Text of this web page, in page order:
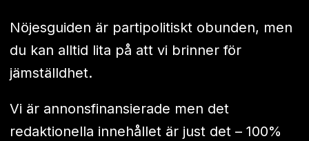
Nöjesguiden är partipolitiskt obunden, men
du kan alltid lita på att vi brinner för
jämställdhet.
Vi är annonsfinansierade men det
redaktionella innehållet är just det – 100%